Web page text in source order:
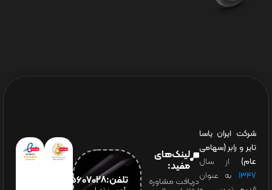
شرکت ایران یاسا
تایر و رابر (سهامی
عام) از سال
۱۳۴۷ به عنوان
لینک‌های
مفید:
دریافت مشاوره تلفن:65607028(021)